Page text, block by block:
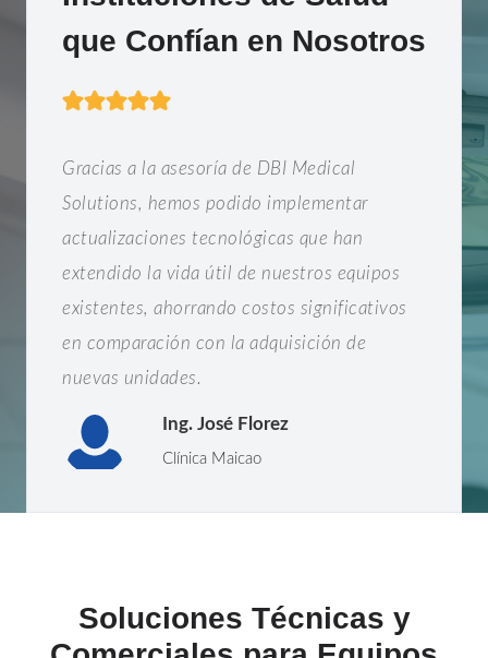
que Confían en Nosotros
Gracias a la asesoría de DBI Medical
Solutions, hemos podido implementar
actualizaciones tecnológicas que han
extendido la vida útil de nuestros equipos
existentes, ahorrando costos significativos
en comparación con la adquisición de
nuevas unidades.
Ing. José Florez
Clínica Maicao
Soluciones Técnicas y